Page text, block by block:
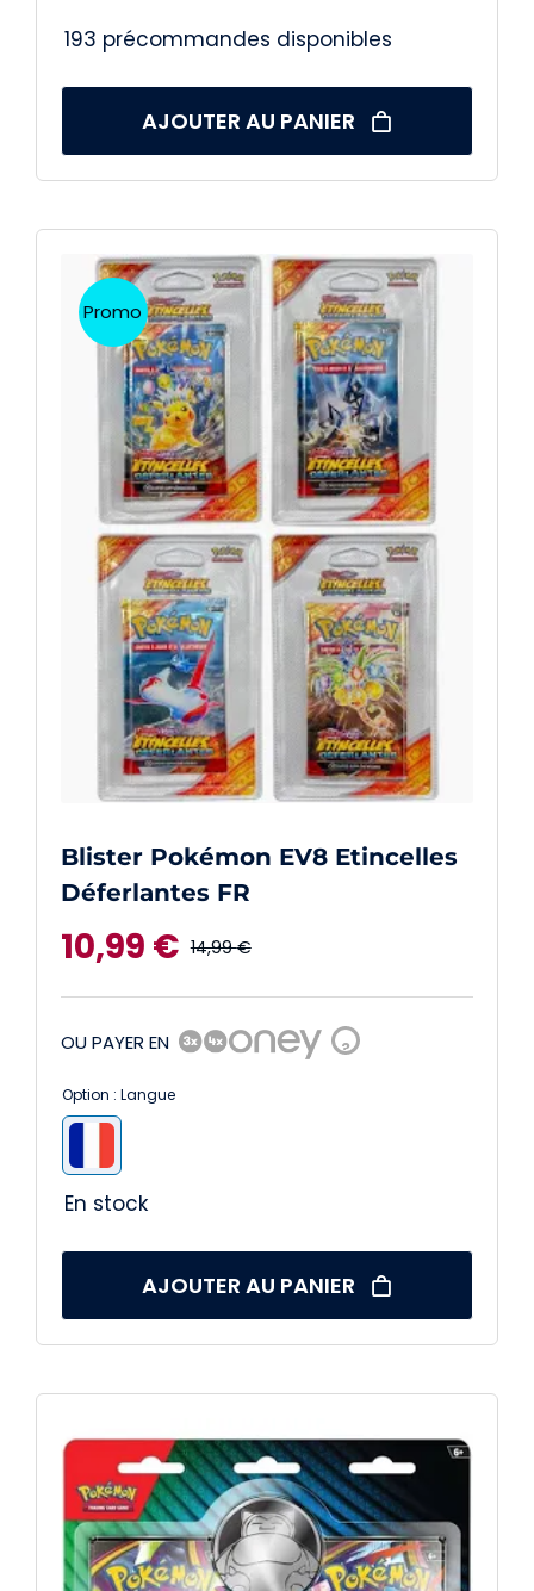
193 précommandes disponibles
AJOUTER AU PANIER
Promo
Blister Pokémon EV8 Etincelles
Déferlantes FR
14,99€
prix
initial
10,99 €
prix
actuel
OU PAYER EN ?
Option : Langue
En stock
AJOUTER AU PANIER